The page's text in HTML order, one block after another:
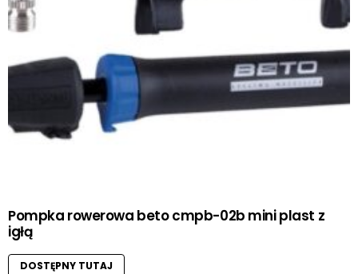
Pompka rowerowa beto cmpb-02b mini plast z
igłą
DOSTĘPNY TUTAJ